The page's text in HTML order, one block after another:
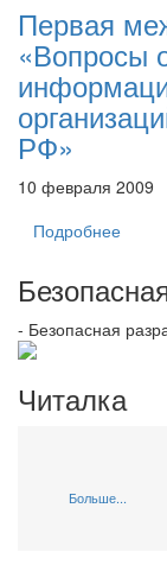
Первая
«Вопросы
РФ»
10 февраля 2009
Подробнее
- Безопасная
Читалка
Больше...